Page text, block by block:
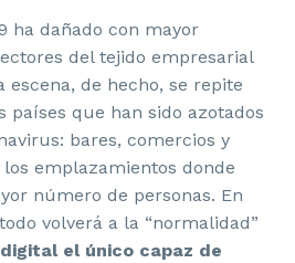
ha dañado con mayor
del tejido empresarial
de hecho, se repite
países que han sido azotados
bares, comercios y
emplazamientos donde
número de personas. En
volverá a la “normalidad”
el único capaz de